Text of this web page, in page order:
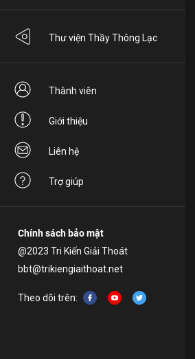
Thư viện Thầy Thông Lạc
Thành viên
Giới thiệu
Liên hệ
Trợ giúp
Chính sách bảo mật
@2023 Tri Kiến Giải Thoát
bbt@trikiengiaithoat.net
Theo dõi trên: